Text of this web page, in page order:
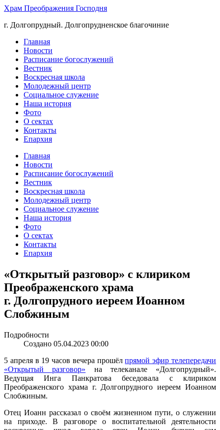
Храм Преображения Господня
г. Долгопрудный. Долгопрудненское благочиние
Главная
Новости
Расписание богослужений
Вестник
Воскресная школа
Молодежный центр
Социальное служение
Наша история
Фото
О сектах
Контакты
Епархия
Главная
Новости
Расписание богослужений
Вестник
Воскресная школа
Молодежный центр
Социальное служение
Наша история
Фото
О сектах
Контакты
Епархия
«Открытый разговор» с клириком
Преображенского храма
г. Долгопрудного иереем Иоанном
Слобжиным
Подробности
Создано 05.04.2023 00:00
5 апреля в 19 часов вечера прошёлпрямой эфир телепередачи
«Открытый разговор» на телеканале «Долгопрудный».
Ведущая Инга Панкратова беседовала с клириком
Преображенского храма г. Долгопрудного иереем Иоанном
Слобжиным.
Отец Иоанн рассказал о своём жизненном пути, о служении
на приходе. В разговоре о воспитательной деятельности